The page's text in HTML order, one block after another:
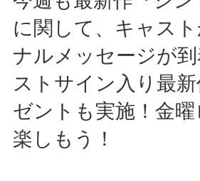
に関して、キャス
ナルメッセージが
ストサイン入り最
ゼントも実施！金
楽しもう！